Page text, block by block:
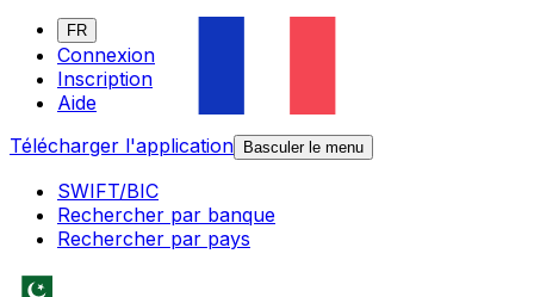
FR
Connexion
Inscription
Aide
Télécharger l'application
Basculer le menu
SWIFT/BIC
Rechercher par banque
Rechercher par pays